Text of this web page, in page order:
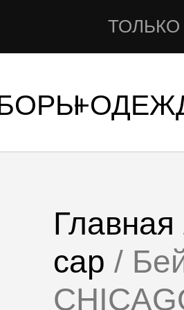
ТОЛЬКО НА
Главная
cap /